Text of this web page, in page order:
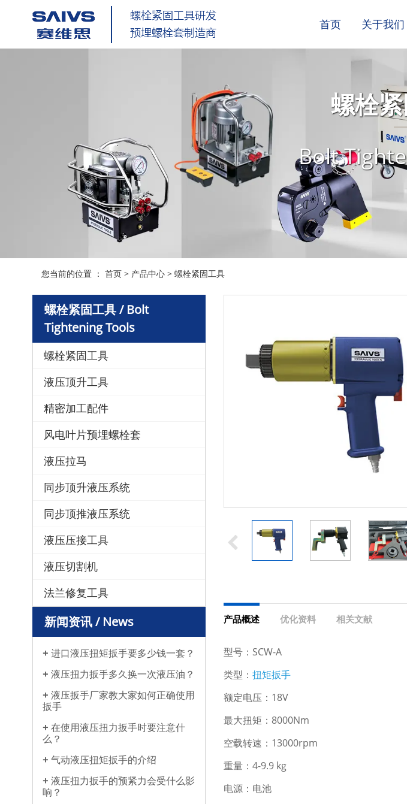
首页 关于我们
螺栓
Bolt
您当前的位置 ： 首页> 产品中心> 螺栓紧固工具
螺栓紧固工具 / Bolt
Tightening Tools
螺栓紧固工具
液压顶升工具
精密加工配件
风电叶片预埋螺栓套
液压拉马
同步顶升液压系统
同步顶推液压系统
液压压接工具
液压切割机
法兰修复工具
新闻资讯 / News
进口液压扭矩扳手要多少钱一套？
液压扭力扳手多久换一次液压油？
液压扳手厂家教大家如何正确使用
扳手
在使用液压扭力扳手时要注意什
么？
气动液压扭矩扳手的介绍
液压扭力扳手的预紧力会受什么影
响？
产品概述 优化资料 相关文献
型号：SCW-A
类型：扭矩扳手
额定电压：18V
最大扭矩：8000Nm
空载转速：13000rpm
重量：4-9.9 kg
电源：电池